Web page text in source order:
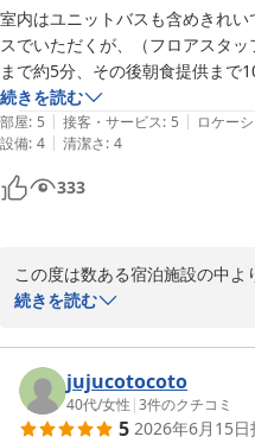
訳ございませんでした。当ホ
地ではございますが、坂の途
悪い中でのご移動にはご不便
また、お部屋の床の不具合につ
をさせてしまい大変申し訳ござ
今後もお客様に快適な空間をご
また品川へお越しの際は、ぜ
います。スタッフ一同、心より
京急ＥＸホテル高輪（２０２
ン）
2026-06-30
室内はユニットバスも含めきれ
スでいただくが、（フロアスタ
まで約5分、その後朝食提供まで
は要注意です。
続きを読む
部屋: 5 | 接客・サービス: 5 | ロケー
設備: 4 | 清潔さ: 4
333
この度は数ある宿泊施設の中
ありがとうございます。
す。
客室およびユニットバスの清
葉を頂戴し、大変光栄に存じま
ける環境づくりに努めておりま
続きを読む
jujucotocoto
40代/女性 |3件のクチコミ
5 2026年6月15日